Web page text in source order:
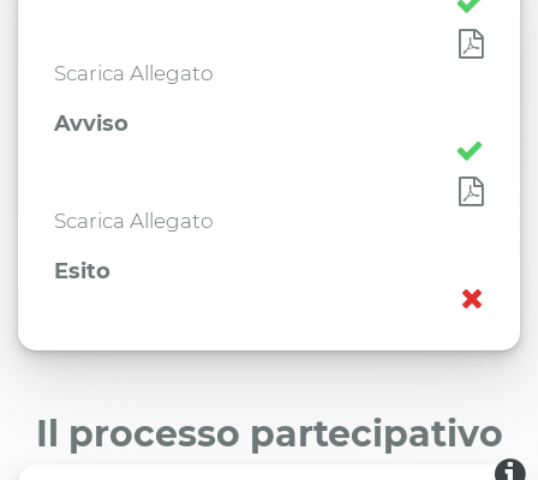
Scarica Allegato
Avviso
Scarica Allegato
Esito
Il processo partecipativo